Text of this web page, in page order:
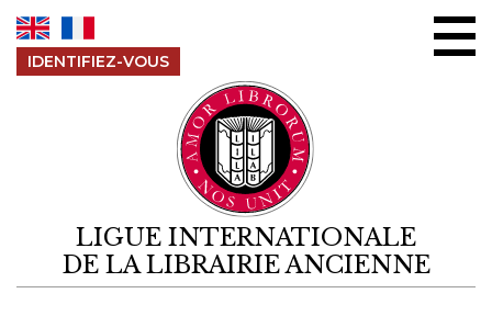
IDENTIFIEZ-VOUS
LIGUE INTERNATIONALE
DE LA LIBRAIRIE ANCIENNE